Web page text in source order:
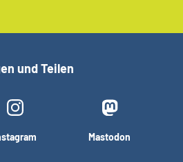
und Teilen
Mastodon